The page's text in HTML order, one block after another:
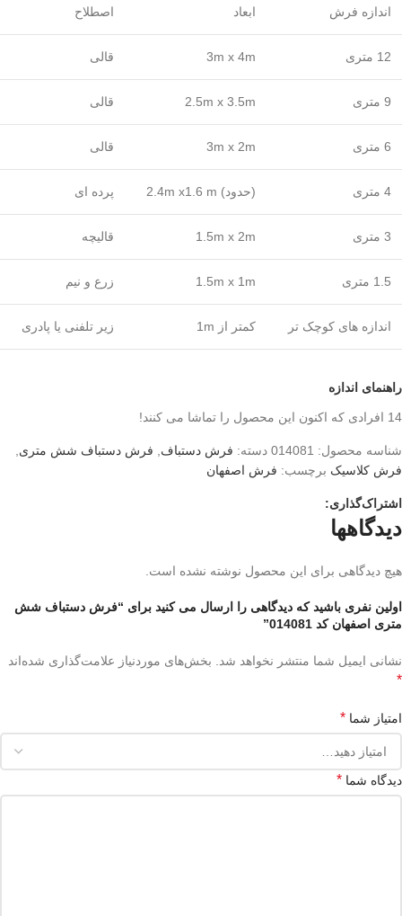
اندازه فرش ابعاد اصطلاح
12 متری 3m x 4m قالی
9 متری 2.5m x 3.5m قالی
6 متری 3m x 2m قالی
4 متری (حدود) 2.4m x1.6 m پرده ای
3 متری 1.5m x 2m قالیچه
1.5 متری 1.5m x 1m زرع و نیم
اندازه های کوچک تر کمتر از 1m زیر تلفنی یا پادری
راهنمای اندازه
14 افرادی که اکنون این محصول را تماشا می کنند!
شناسه محصول: 014081 دسته: فرش دستباف فرش دستباف شش متری
فرش کلاسیک برچسب: فرش اصفهان
اشتراک‌گذاری:
دیدگاهها
هیچ دیدگاهی برای این محصول نوشته نشده است.
اولین نفری باشید که دیدگاهی را ارسال می کنید برای “فرش دستباف شش
متری اصفهان کد 014081”
نشانی ایمیل شما منتشر نخواهد شد. بخش‌های موردنیاز علامت‌گذاری شده‌اند
*
امتیاز شما *
دیدگاه شما *